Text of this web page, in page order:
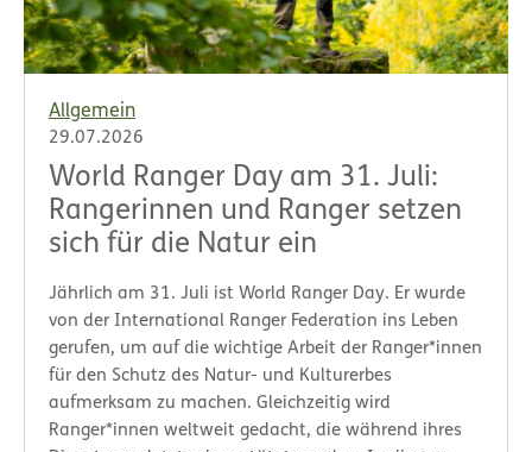
Allgemein
29.07.2026
World Ranger Day am 31. Juli:
Rangerinnen und Ranger setzen
sich für die Natur ein
Jährlich am 31. Juli ist World Ranger Day. Er wurde
von der International Ranger Federation ins Leben
gerufen, um auf die wichtige Arbeit der Ranger*innen
für den Schutz des Natur- und Kulturerbes
aufmerksam zu machen. Gleichzeitig wird
Ranger*innen weltweit gedacht, die während ihres